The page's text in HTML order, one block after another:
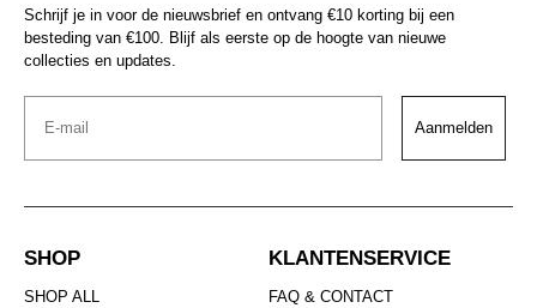
Schrijf je in voor de nieuwsbrief en ontvang €10 korting bij een
besteding van €100. Blijf als eerste op de hoogte van nieuwe
collecties en updates.
Email
Aanmelden
SHOP
SHOP ALL
KLANTENSERVICE
FAQ & CONTACT